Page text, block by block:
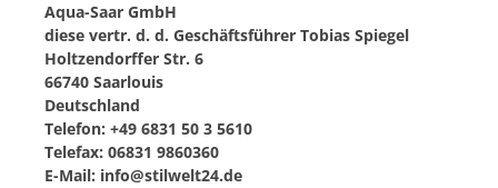
Aqua-Saar GmbH
diese vertr. d. d. Geschäftsführer Tobias Spiegel
Holtzendorffer Str. 6
66740 Saarlouis
Deutschland
Telefon: +49 6831 50 3 5610
Telefax: 06831 9860360
E-Mail: info@stilwelt24.de